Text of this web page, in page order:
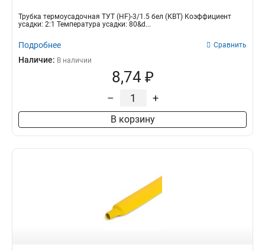
Трубка термоусадочная ТУТ (HF)-3/1.5 бел (КВТ) Коэффициент
усадки: 2:1 Температура усадки: 80&d...
Подробнее Сравнить
Наличие: В наличии
8,74 ₽
– +
В корзину